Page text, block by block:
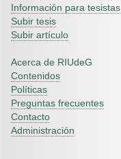
Información para tesistas
Subir tesis
Subir artículo
Acerca de RIUdeG
Contenidos
Políticas
Preguntas frecuentes
Contacto
Administración